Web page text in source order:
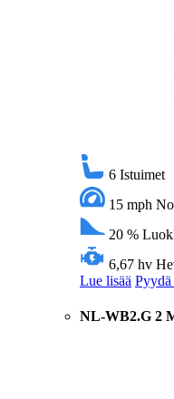
6 Istuimet
15 mph
20 %
6,67 hv
Lue lisää Pyydä
NL-WB2.G 2